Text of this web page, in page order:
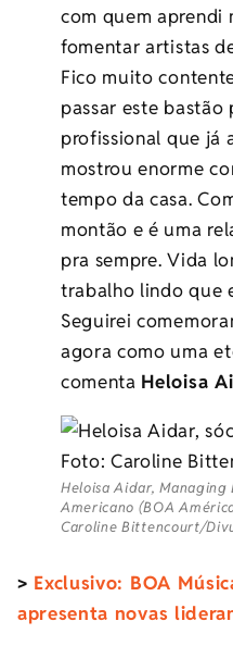
com quem aprendi
fomentar artistas
Fico muito
passar este bastão
profissional que já
mostrou enorme
tempo da casa.
montão e é uma
pra sempre. Vida
trabalho lindo que
Seguirei
agora como uma
comenta Heloisa
Heloisa Aidar,
Americano (BOA
Caroline Bittencourt/
> Exclusivo: BOA
apresenta novas